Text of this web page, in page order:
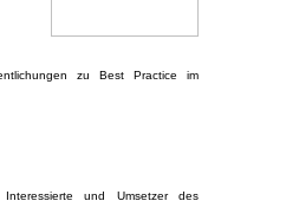
zu Best Practice im
und Umsetzer des